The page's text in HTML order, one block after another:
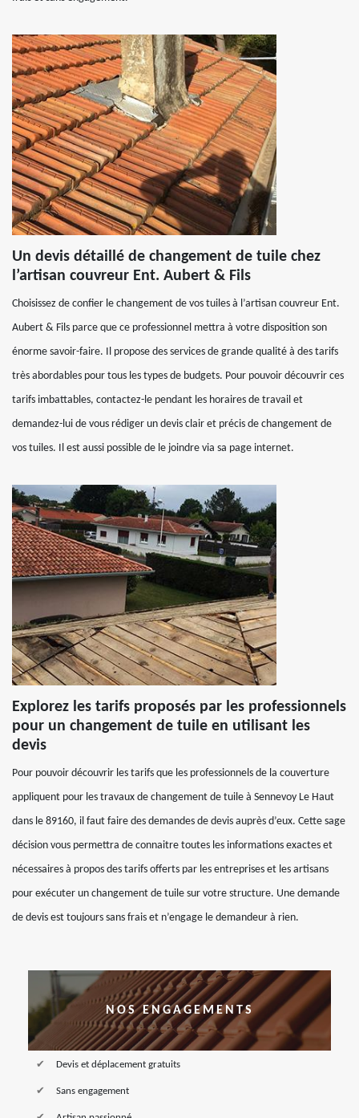
Un devis détaillé de changement de tuile chez
l’artisan couvreur Ent. Aubert & Fils
Choisissez de confier le changement de vos tuiles à l’artisan couvreur Ent.
Aubert & Fils parce que ce professionnel mettra à votre disposition son
énorme savoir-faire. Il propose des services de grande qualité à des tarifs
très abordables pour tous les types de budgets. Pour pouvoir découvrir ces
tarifs imbattables, contactez-le pendant les horaires de travail et
demandez-lui de vous rédiger un devis clair et précis de changement de
vos tuiles. Il est aussi possible de le joindre via sa page internet.
Explorez les tarifs proposés par les professionnels
pour un changement de tuile en utilisant les
devis
Pour pouvoir découvrir les tarifs que les professionnels de la couverture
appliquent pour les travaux de changement de tuile à Sennevoy Le Haut
dans le 89160, il faut faire des demandes de devis auprès d’eux. Cette sage
décision vous permettra de connaitre toutes les informations exactes et
nécessaires à propos des tarifs offerts par les entreprises et les artisans
pour exécuter un changement de tuile sur votre structure. Une demande
de devis est toujours sans frais et n’engage le demandeur à rien.
NOS ENGAGEMENTS
Devis et déplacement gratuits
Sans engagement